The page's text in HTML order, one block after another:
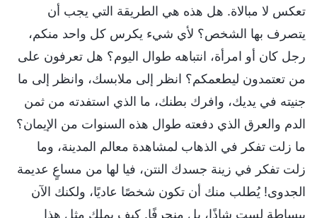
تعكس لا مبالاة. هل هذه هي الطريقة التي يجب أن
يتصرف بها الشخص؟ لأي شيء يكرس كل واحد منكم،
رجل كان أو امرأة، انتباهه طوال اليوم؟ هل تعرفون على
من تعتمدون ليطعمكم؟ انظر إلى ملابسك، وانظر إلى ما
جنيته في يديك، وافرك بطنك، ما الذي استفدته من ثمن
الدم والعرق الذي دفعته طوال هذه السنوات من الإيمان؟
ما زلت تفكر في الذهاب لمشاهدة معالم المدينة، وما
زلت تفكر في زينة جسدك النتن، فيا لها من مساعٍ عديمة
الجدوى! يُطلب منك أن تكون شخصًا عاديًا، ولكنك الآن
ببساطة لست شاذًا، بل منحرفًا. كيف يملك مثل هذا